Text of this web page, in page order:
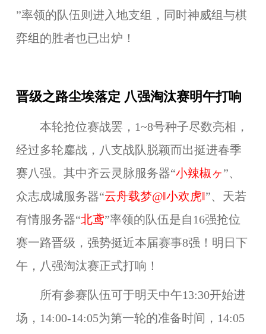
”率领的队伍则进入地支组，同时神威组与棋
弈组的胜者也已出炉！
晋级之路尘埃落定 八强淘汰赛明午打响
本轮抢位赛战罢，1~8号种子尽数亮相，
经过多轮鏖战，八支战队脱颖而出挺进春季
赛八强。其中齐云灵脉服务器“小辣椒ヶ”、
众志成城服务器“云舟载梦@‖小欢虎‖ ”、 天若
有情服务器“北鸢”率领的队伍是自 16强抢位
赛一路晋级 ，强势挺近本届赛事8强 ！明日下
午，八强淘汰赛正式打响！
所有参赛队伍可于明天中午13:30开始进
场，14:00-14:05为第一轮的准备时间，14:05